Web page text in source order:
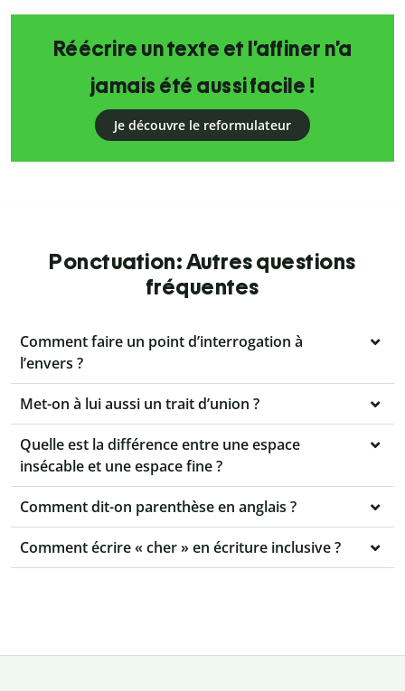
Réécrire un texte et l’affiner n’a
jamais été aussi facile !
Je découvre le reformulateur
Ponctuation: Autres questions
fréquentes
Comment faire un point d’interrogation à
l’envers ?
Met-on à lui aussi un trait d’union ?
Quelle est la différence entre une espace
insécable et une espace fine ?
Comment dit-on parenthèse en anglais ?
Comment écrire « cher » en écriture inclusive ?